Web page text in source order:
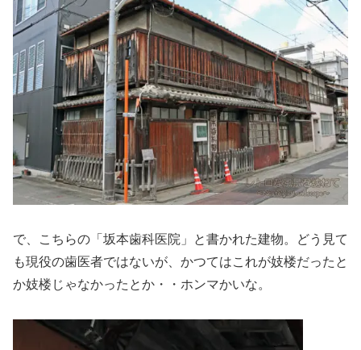
で、こちらの「坂本歯科医院」と書かれた建物。どう見て
も現役の歯医者ではないが、かつてはこれが妓楼だったと
か妓楼じゃなかったとか・・ホンマかいな。